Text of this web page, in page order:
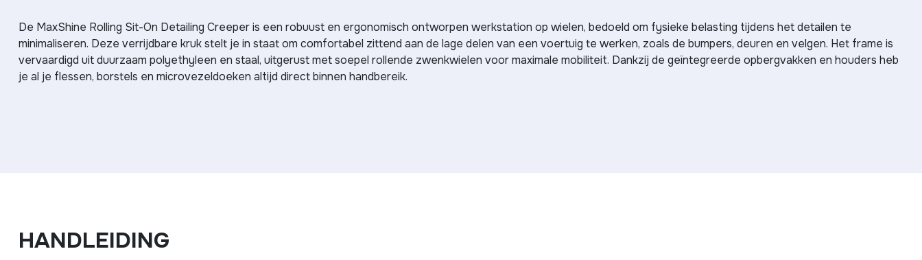
De MaxShine Rolling Sit-On Detailing Creeper is een robuust en ergonomisch ontworpen werkstation op wielen, bedoeld om fysieke belasting tijdens het detailen te
minimaliseren. Deze verrijdbare kruk stelt je in staat om comfortabel zittend aan de lage delen van een voertuig te werken, zoals de bumpers, deuren en velgen. Het frame is
vervaardigd uit duurzaam polyethyleen en staal, uitgerust met soepel rollende zwenkwielen voor maximale mobiliteit. Dankzij de geïntegreerde opbergvakken en houders heb
je al je flessen, borstels en microvezeldoeken altijd direct binnen handbereik.
HANDLEIDING